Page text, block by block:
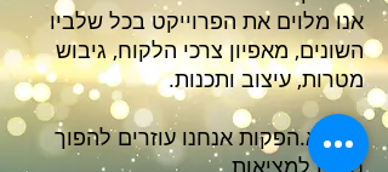
אנו מלוים את הפרוייקט בכל שלביו
השונים, מאפיון צרכי הלקוח, גיבוש
מטרות, עיצוב ותכנות.
בלביא.הפקות אנחנו עוזרים להפוך
חלום למציאות